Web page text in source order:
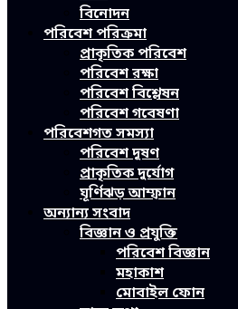
বিনোদন
পরিবেশ পরিক্রমা
প্রাকৃতিক পরিবেশ
পরিবেশ রক্ষা
পরিবেশ বিশ্লেষন
পরিবেশ গবেষণা
পরিবেশগত সমস্যা
পরিবেশ দূষণ
প্রাকৃতিক দুর্যোগ
ঘূর্ণিঝড় আম্ফান
অন্যান্য সংবাদ
বিজ্ঞান ও প্রযুক্তি
পরিবেশ বিজ্ঞান
মহাকাশ
মোবাইল ফোন